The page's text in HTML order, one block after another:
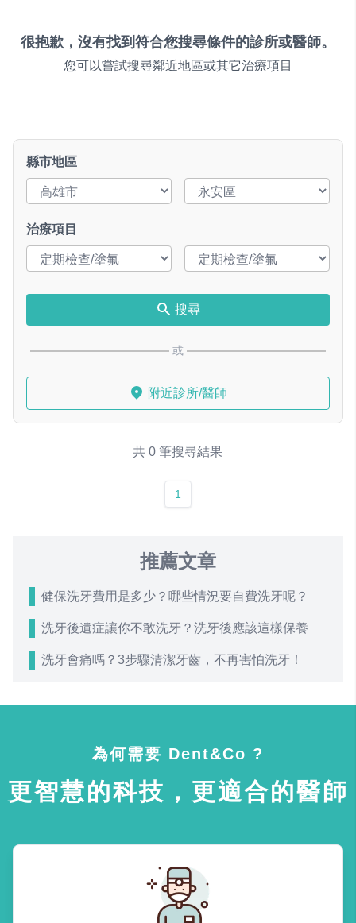
很抱歉，沒有找到符合您搜尋條件的診所或醫師。
您可以嘗試搜尋鄰近地區或其它治療項目
縣市地區
治療項目
搜尋
或
附近診所/醫師
共 0 筆搜尋結果
1
推薦文章
健保洗牙費用是多少？哪些情況要自費洗牙呢？
洗牙後遺症讓你不敢洗牙？洗牙後應該這樣保養
洗牙會痛嗎？3步驟清潔牙齒，不再害怕洗牙！
為何需要 Dent&Co ?
更智慧的科技，更適合的醫師